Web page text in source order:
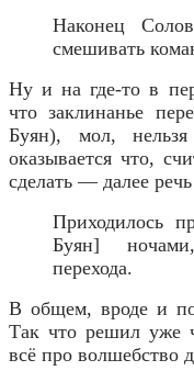
Наконец
смешивать
Ну и на где-то в
что заклинанье
Буян), мол,
оказывается что,
сделать — далее
Приходилось
Буян]
перехода.
В общем, вроде и
Так что решил уже
всё про волшебство